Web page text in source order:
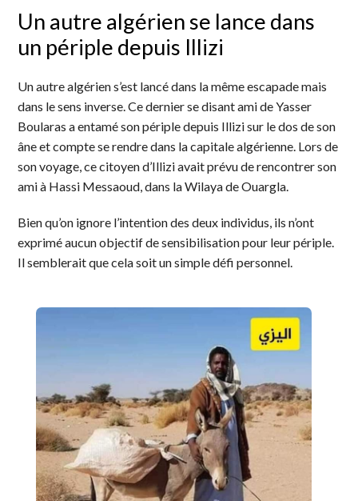
Un autre algérien se lance dans
un périple depuis Illizi
Un autre algérien s’est lancé dans la même escapade mais
dans le sens inverse. Ce dernier se disant ami de Yasser
Boularas a entamé son périple depuis Illizi sur le dos de son
âne et compte se rendre dans la capitale algérienne. Lors de
son voyage, ce citoyen d’Illizi avait prévu de rencontrer son
ami à Hassi Messaoud, dans la Wilaya de Ouargla.
Bien qu’on ignore l’intention des deux individus, ils n’ont
exprimé aucun objectif de sensibilisation pour leur périple.
Il semblerait que cela soit un simple défi personnel.